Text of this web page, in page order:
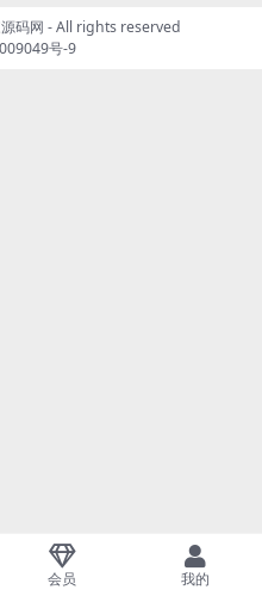
码网 - All rights reserved
号-9
会员 我的